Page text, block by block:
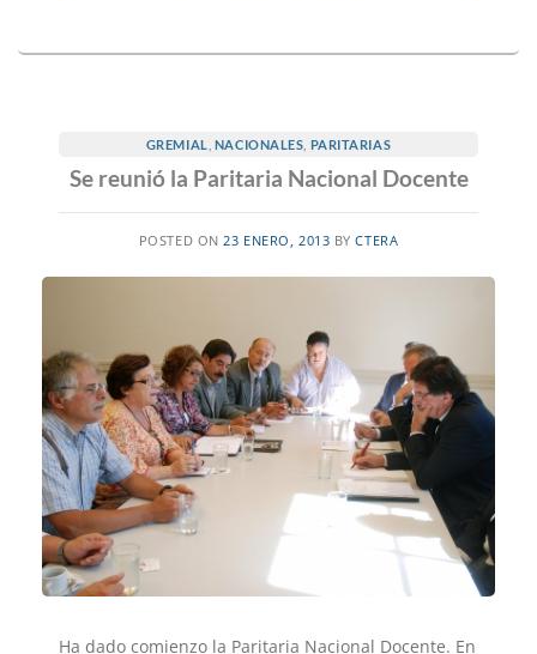
GREMIAL NACIONALES PARITARIAS
Se reunió la Paritaria Nacional Docente
POSTED ON23 ENERO, 2013 BYCTERA
Ha dado comienzo la Paritaria Nacional Docente. En